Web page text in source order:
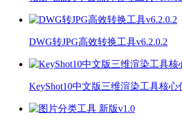
DWG转JPG高效转换工具v6.2.0.2
KeyShot10中文版三维渲染工具核心